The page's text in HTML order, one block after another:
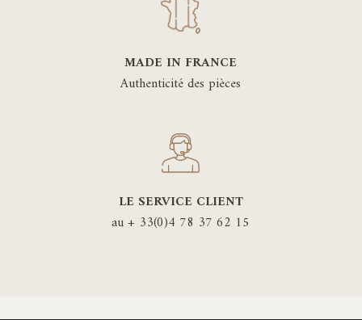
MADE IN FRANCE
Authenticité des pièces
LE SERVICE CLIENT
au + 33(0)4 78 37 62 15